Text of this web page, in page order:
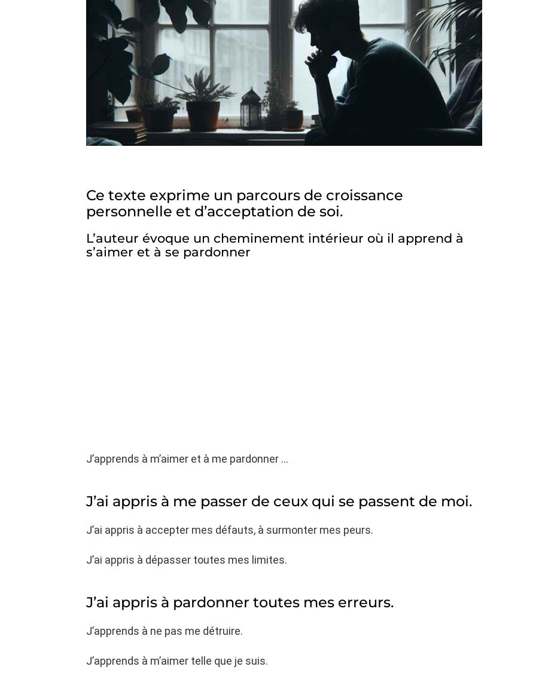
Ce texte exprime un parcours de croissance
personnelle et d’acceptation de soi.
L’auteur évoque un cheminement intérieur où il apprend à
s’aimer et à se pardonner
J’apprends à m’aimer et à me pardonner …
J’ai appris à me passer de ceux qui se passent de moi.
J’ai appris à accepter mes défauts, à surmonter mes peurs.
J’ai appris à dépasser toutes mes limites.
J’ai appris à pardonner toutes mes erreurs.
J’apprends à ne pas me détruire.
J’apprends à m’aimer telle que je suis.